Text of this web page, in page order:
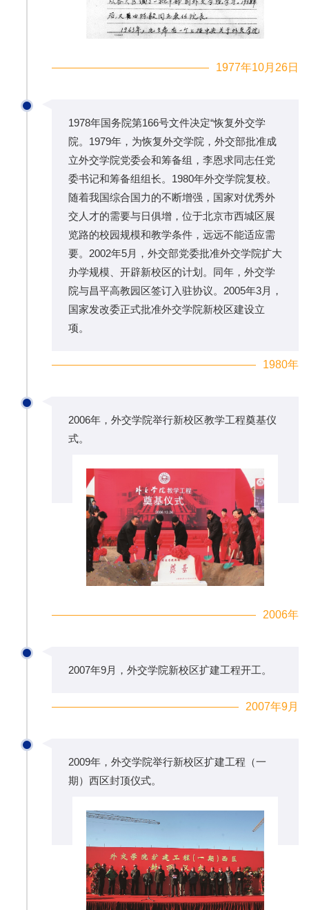
1977年10月26日
1978年国务院第166号文件决定“恢复外交学
院。1979年，为恢复外交学院，外交部批准成
立外交学院党委会和筹备组，李恩求同志任党
委书记和筹备组组长。1980年外交学院复校。
随着我国综合国力的不断增强，国家对优秀外
交人才的需要与日俱增，位于北京市西城区展
览路的校园规模和教学条件，远远不能适应需
要。2002年5月，外交部党委批准外交学院扩大
办学规模、开辟新校区的计划。同年，外交学
院与昌平高教园区签订入驻协议。2005年3月，
国家发改委正式批准外交学院新校区建设立
项。
1980年
2006年，外交学院举行新校区教学工程奠基仪
式。
2006年
2007年9月，外交学院新校区扩建工程开工。
2007年9月
2009年，外交学院举行新校区扩建工程（一
期）西区封顶仪式。